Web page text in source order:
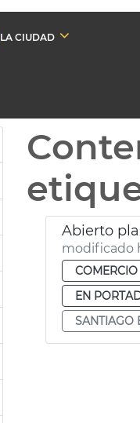
LA CIUDAD
Abierto
modificado
COMERCIO
EN
SANTIAGO